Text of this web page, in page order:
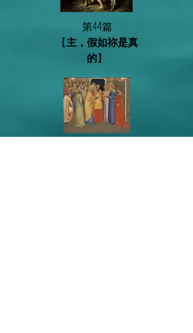
第44篇
【主，假如祢是真
的】